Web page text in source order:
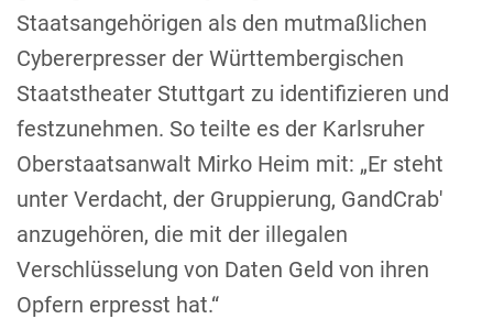
Staatsangehörigen als den mutmaßlichen
Cybererpresser der Württembergischen
Staatstheater Stuttgart zu identifizieren und
festzunehmen. So teilte es der Karlsruher
Oberstaatsanwalt Mirko Heim mit: „Er steht
unter Verdacht, der Gruppierung, GandCrab'
anzugehören, die mit der illegalen
Verschlüsselung von Daten Geld von ihren
Opfern erpresst hat.“